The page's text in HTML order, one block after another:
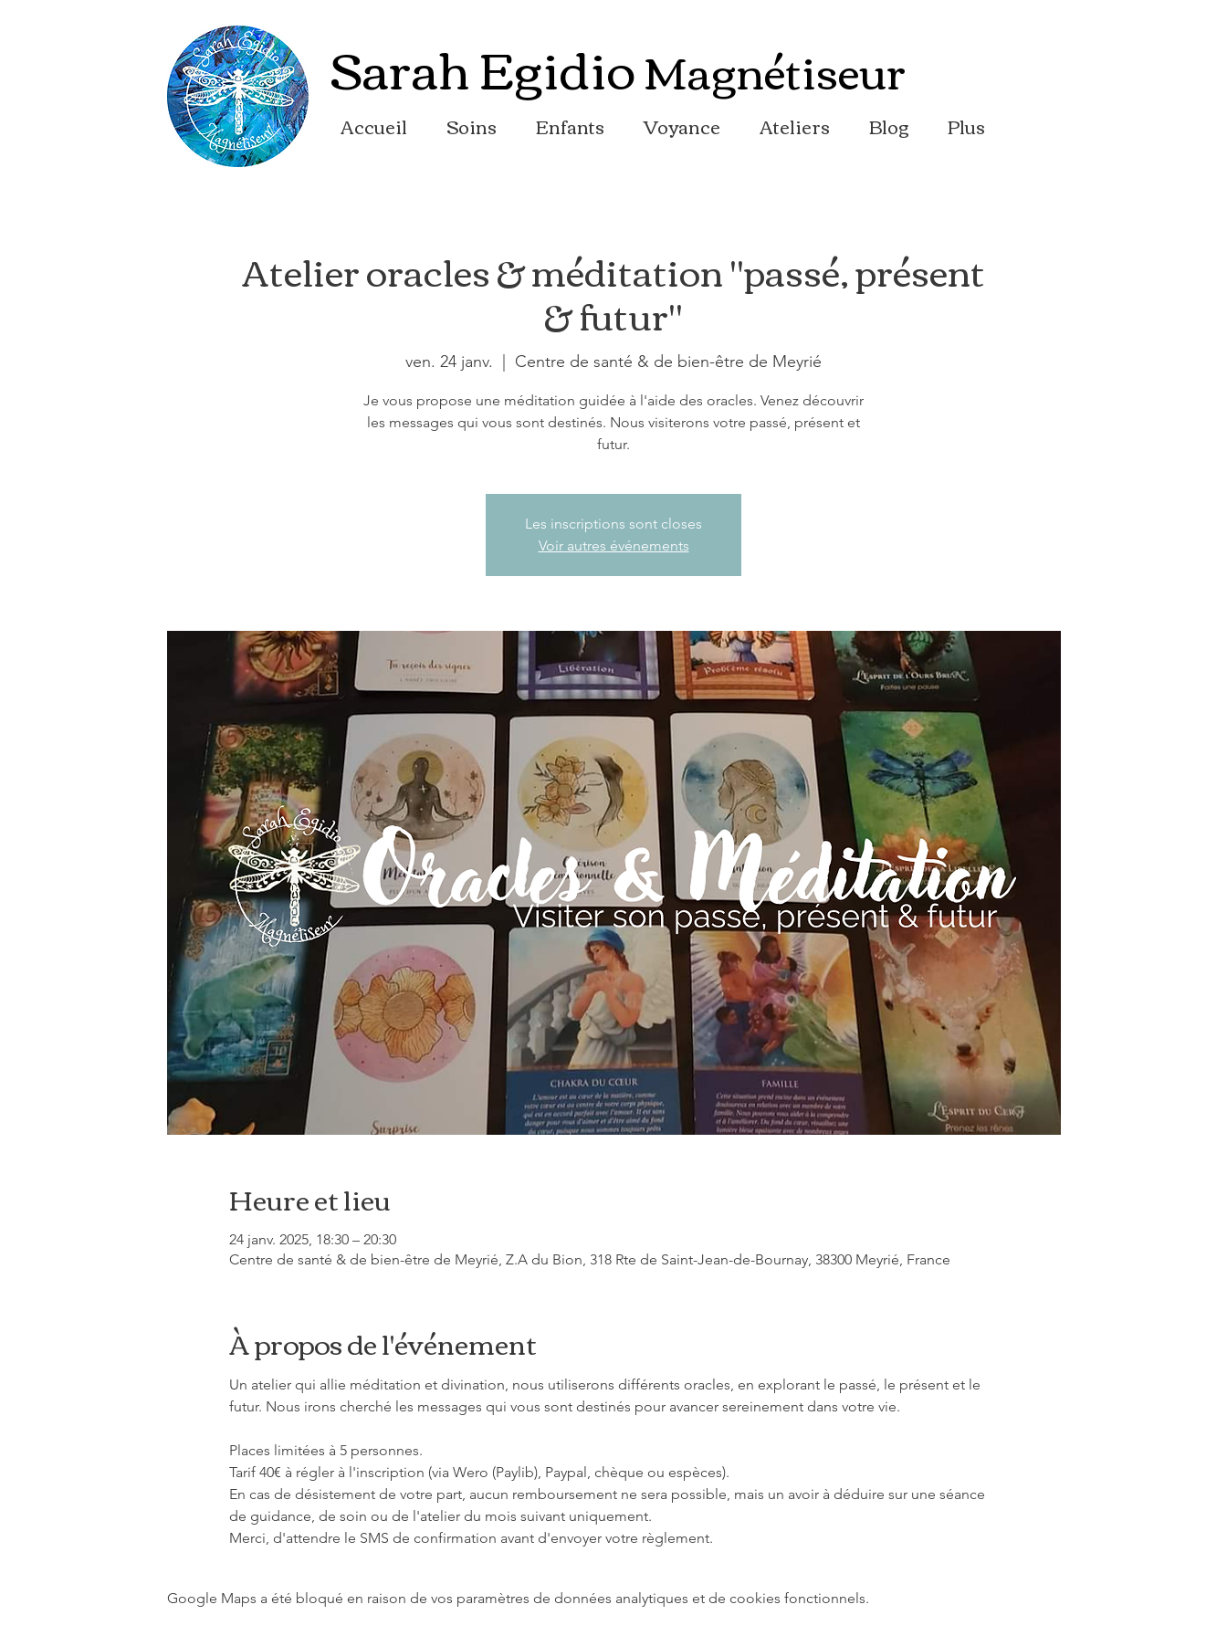
Sarah EgidioMagnétiseur
Accueil Soins Enfants Voyance Ateliers Blog Plus
Atelier oracles & méditation "passé, présent
& futur"
ven. 24 janv. Centre de santé & de bien-être de Meyrié
Je vous propose une méditation guidée à l'aide des oracles. Venez découvrir
les messages qui vous sont destinés. Nous visiterons votre passé, présent et
futur.
Les inscriptions sont closes
Voir autres événements
Heure et lieu
24 janv. 2025, 18:30 – 20:30
Centre de santé & de bien-être de Meyrié, Z.A du Bion, 318 Rte de Saint-Jean-de-Bournay, 38300 Meyrié, France
À propos de l'événement
Un atelier qui allie méditation et divination, nous utiliserons différents oracles, en explorant le passé, le présent et le
futur. Nous irons cherché les messages qui vous sont destinés pour avancer sereinement dans votre vie.
Places limitées à 5 personnes.
Tarif 40€ à régler à l'inscription (via Wero (Paylib), Paypal, chèque ou espèces).
En cas de désistement de votre part, aucun remboursement ne sera possible, mais un avoir à déduire sur une séance
de guidance, de soin ou de l'atelier du mois suivant uniquement.
Merci, d'attendre le SMS de confirmation avant d'envoyer votre règlement.
Google Maps a été bloqué en raison de vos paramètres de données analytiques et de cookies fonctionnels.